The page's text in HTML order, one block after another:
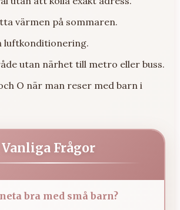
värmen på sommaren.
luftkonditionering.
utan närhet till metro eller buss.
O när man reser med barn i
Vanliga Frågor
bra med små barn?